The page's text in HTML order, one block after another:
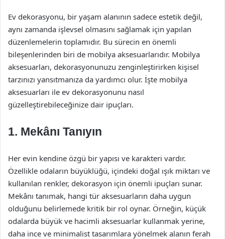
Ev dekorasyonu, bir yaşam alanının sadece estetik değil,
aynı zamanda işlevsel olmasını sağlamak için yapılan
düzenlemelerin toplamıdır. Bu sürecin en önemli
bileşenlerinden biri de mobilya aksesuarlarıdır. Mobilya
aksesuarları, dekorasyonunuzu zenginleştirirken kişisel
tarzınızı yansıtmanıza da yardımcı olur. İşte mobilya
aksesuarları ile ev dekorasyonunu nasıl
güzelleştirebileceğinize dair ipuçları.
1. Mekânı Tanıyın
Her evin kendine özgü bir yapısı ve karakteri vardır.
Özellikle odaların büyüklüğü, içindeki doğal ışık miktarı ve
kullanılan renkler, dekorasyon için önemli ipuçları sunar.
Mekânı tanımak, hangi tür aksesuarların daha uygun
olduğunu belirlemede kritik bir rol oynar. Örneğin, küçük
odalarda büyük ve hacimli aksesuarlar kullanmak yerine,
daha ince ve minimalist tasarımlara yönelmek alanın ferah